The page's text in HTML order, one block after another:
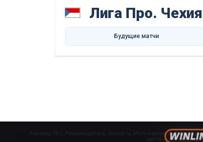
Лига Про. Чехия
Будущие матчи